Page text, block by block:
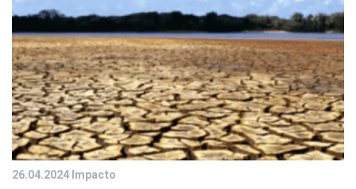
26.04.2024Impacto